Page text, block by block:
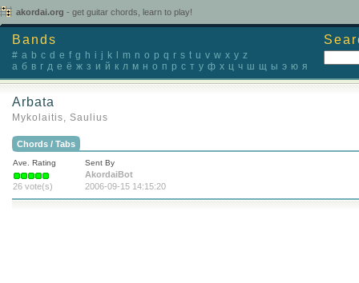
akordai.org - get guitar chords, learn to play!
Bands
# a b c d e f g h i j k m n o p q r s t u v w x y z
а б в г д е ё ж з и й к л м н о п р с т у ф х ц ч ш щ ы э ю я
Arbata
Mykolaitis, Saulius
Chords / Tabs
Ave. Rating
26 vote(s)
Sent By
AkordaiBot
2006-09-15 14:15:20